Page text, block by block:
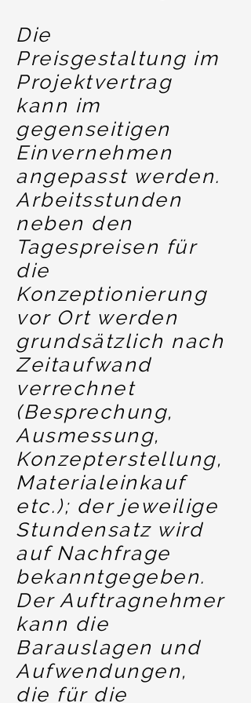
Die
Preisgestaltung im
Projektvertrag
kann im
gegenseitigen
Einvernehmen
angepasst werden.
Arbeitsstunden
neben den
Tagespreisen für
die
Konzeptionierung
vor Ort werden
grundsätzlich nach
Zeitaufwand
verrechnet
(Besprechung,
Ausmessung,
Konzepterstellung,
Materialeinkauf
etc.); der jeweilige
Stundensatz wird
auf Nachfrage
bekanntgegeben.
Der Auftragnehmer
kann die
Barauslagen und
Aufwendungen,
die für die